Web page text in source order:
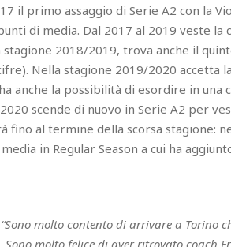
il primo assaggio di Serie A2 con la
di media. Dal 2017 al 2019 veste la
2018/2019, trova anche il
Nella stagione 2019/2020 accetta
anche la possibilità di esordire in una
2020 scende di nuovo in Serie A2 per
fino al termine della scorsa stagione:
in Regular Season a cui ha
“Sono molto contento di arrivare a Torino